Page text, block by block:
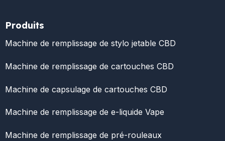
Produits
Machine de remplissage de stylo jetable CBD
Machine de remplissage de cartouches CBD
Machine de capsulage de cartouches CBD
Machine de remplissage de e-liquide Vape
Machine de remplissage de pré-rouleaux